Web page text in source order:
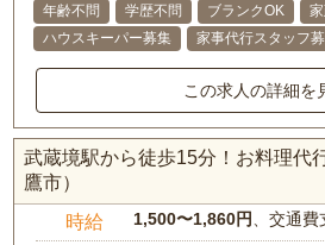
年齢不問
学歴不問 ブランクOK
ハウスキーパー募集
家事代行スタッフ
この求人の詳細を
武蔵境駅から徒歩15分！お料理代
鷹市）
時給 1,500〜1,860円 、交通